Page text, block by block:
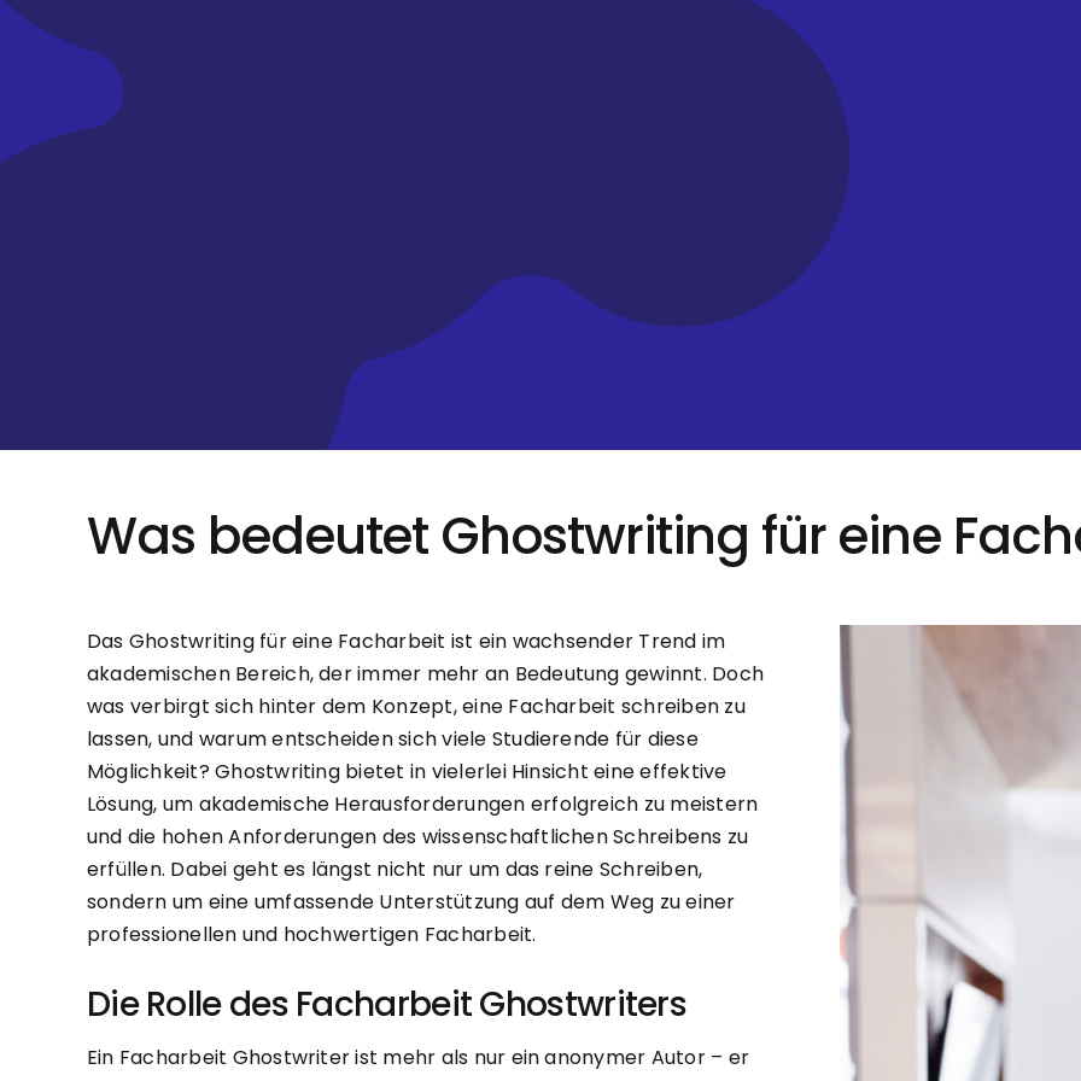
Was bedeutet Ghostwriting für eine
Das Ghostwriting für eine Facharbeit ist ein wachsender Trend im
akademischen Bereich, der immer mehr an Bedeutung gewinnt. Doch
was verbirgt sich hinter dem Konzept, eine Facharbeit schreiben zu
lassen, und warum entscheiden sich viele Studierende für diese
Möglichkeit? Ghostwriting bietet in vielerlei Hinsicht eine effektive
Lösung, um akademische Herausforderungen erfolgreich zu meistern
und die hohen Anforderungen des wissenschaftlichen Schreibens zu
erfüllen. Dabei geht es längst nicht nur um das reine Schreiben,
sondern um eine umfassende Unterstützung auf dem Weg zu einer
professionellen und hochwertigen Facharbeit.
Die Rolle des Facharbeit Ghostwriters
Ein Facharbeit Ghostwriter ist mehr als nur ein anonymer Autor – er